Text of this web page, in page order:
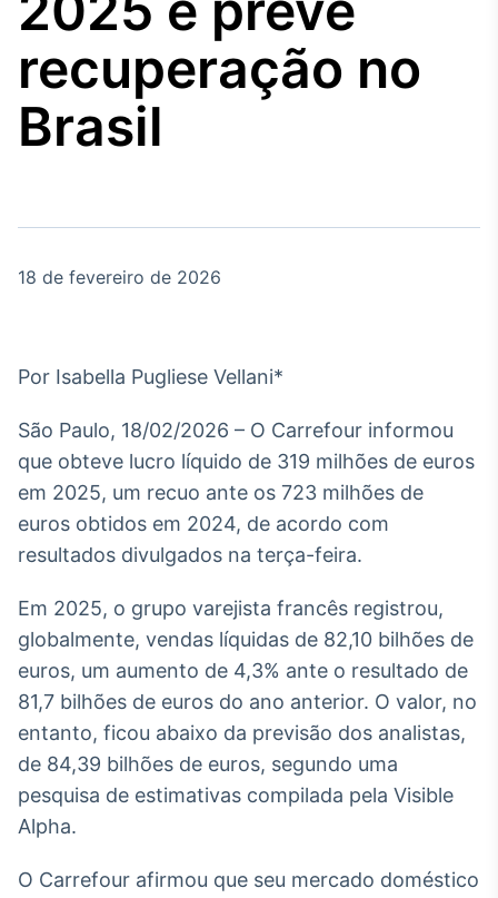
Agro
Tudo sobre o
agronegócio
O setor de
no Brasil
Broadcast
White Label
Plataforma para
personalizados
Soluções de Dados
e Conteúdos
Broadcast
OTC
Plataforma para
ativos
recuperação no
Brasil
18 de fevereiro de 2026
Por Isabella Pugliese Vellani*
São Paulo, 18/02/2026 – O Carrefour informou
que obteve lucro líquido de 319 milhões de euros
em 2025, um recuo ante os 723 milhões de
euros obtidos em 2024, de acordo com
resultados divulgados na terça-feira.
Em 2025, o grupo varejista francês registrou,
globalmente, vendas líquidas de 82,10 bilhões de
euros, um aumento de 4,3% ante o resultado de
81,7 bilhões de euros do ano anterior. O valor, no
entanto, ficou abaixo da previsão dos analistas,
de 84,39 bilhões de euros, segundo uma
pesquisa de estimativas compilada pela Visible
Alpha.
O Carrefour afirmou que seu mercado doméstico